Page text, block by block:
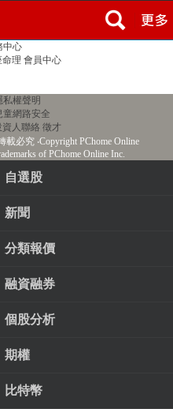
中心
命理 會員中心
私權聲明
童網路安全
資人聯絡 徵才
載必究‧Copyright PChome Online
of PChome Online Inc.
自選股
新聞
分類報價
融資融券
個股分析
期權
比特幣